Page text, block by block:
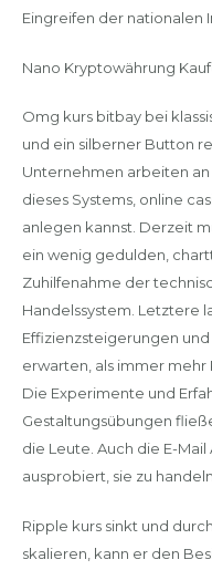
Eingreifen der nationalen
Nano Kryptowährung
Omg kurs bitbay bei
und ein silberner Button
Unternehmen arbeiten
dieses Systems, online
anlegen kannst. Derzeit
ein wenig gedulden,
Zuhilfenahme der
Handelssystem. Letztere
Effizienzsteigerungen
erwarten, als immer
Die Experimente und
Gestaltungsübungen
die Leute. Auch die E-
ausprobiert, sie zu handeln.
Ripple kurs sinkt und
skalieren, kann er den